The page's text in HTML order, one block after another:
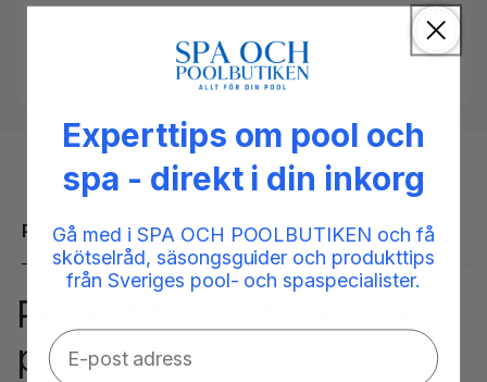
Kategorier:
Poolteknik,Pumpe- og filtersæt,
Teknikrum
Produktbeskrivelse
Perfect filtre filter kit inkl.
pumpe
Experttips om pool och
spa - direkt i din inkorg
Gå med i SPA OCH POOLBUTIKEN och få
skötselråd, säsongsguider och produkttips
från Sveriges pool- och spaspecialister.